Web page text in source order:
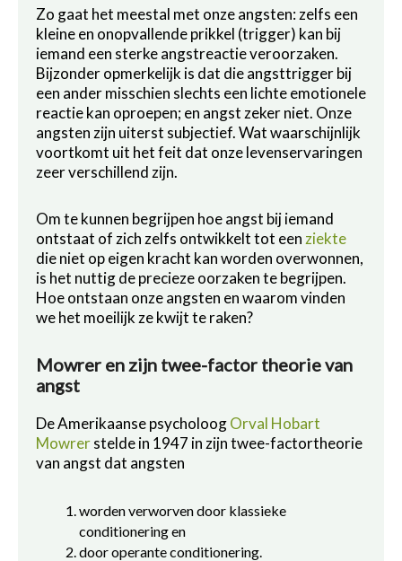
Zo gaat het meestal met onze angsten: zelfs een
kleine en onopvallende prikkel (trigger) kan bij
iemand een sterke angstreactie veroorzaken.
Bijzonder opmerkelijk is dat die angsttrigger bij
een ander misschien slechts een lichte emotionele
reactie kan oproepen; en angst zeker niet. Onze
angsten zijn uiterst subjectief. Wat waarschijnlijk
voortkomt uit het feit dat onze levenservaringen
zeer verschillend zijn.
Om te kunnen begrijpen hoe angst bij iemand
ontstaat of zich zelfs ontwikkelt tot een ziekte
die niet op eigen kracht kan worden overwonnen,
is het nuttig de precieze oorzaken te begrijpen.
Hoe ontstaan onze angsten en waarom vinden
we het moeilijk ze kwijt te raken?
Mowrer en zijn twee-factor theorie van
angst
De Amerikaanse psycholoogOrval Hobart
Mowrerstelde in 1947 in zijn twee-factortheorie
van angst dat angsten
worden verworven door klassieke
conditionering en
door operante conditionering.